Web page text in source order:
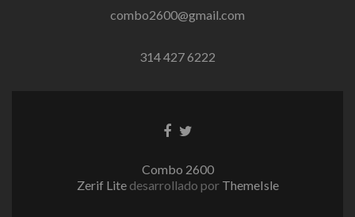
combo2600@gmail.com
314 427 6222
EnlaceEnlace
Combo 2600
Zerif Lite desarrollado por ThemeIsle